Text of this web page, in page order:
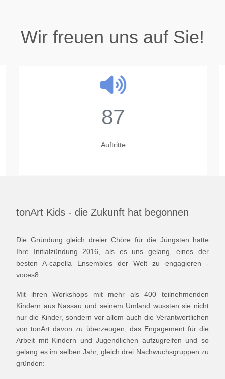
Wir freuen uns auf Sie!
87
Auftritte
tonArt Kids - die Zukunft hat begonnen
Die Gründung gleich dreier Chöre für die Jüngsten hatte
Ihre Initialzündung 2016, als es uns gelang, eines der
besten A-capella Ensembles der Welt zu engagieren -
voces8.
Mit ihren Workshops mit mehr als 400 teilnehmenden
Kindern aus Nassau und seinem Umland wussten sie nicht
nur die Kinder, sondern vor allem auch die Verantwortlichen
von tonArt davon zu überzeugen, das Engagement für die
Arbeit mit Kindern und Jugendlichen aufzugreifen und so
gelang es im selben Jahr, gleich drei Nachwuchsgruppen zu
gründen: